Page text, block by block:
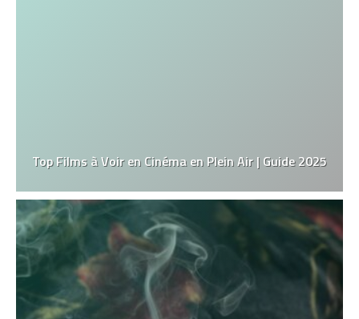
Top Films à Voir en Cinéma en Plein Air | Guide 2025